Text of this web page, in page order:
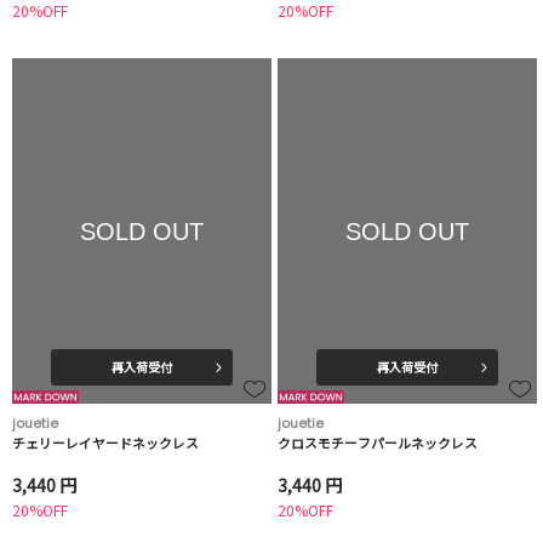
20%OFF 20%OFF
SOLD OUT
再入荷受付
jouetie
チェリーレイヤードネックレス
3,440 円
20%OFF
SOLD OUT
再入荷受付
jouetie
クロスモチーフパールネックレス
3,440 円
20%OFF